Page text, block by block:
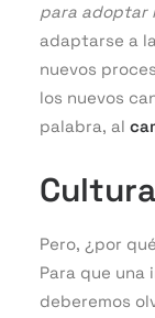
para adoptar
adaptarse a
nuevos
los nuevos
palabra, al
Cultura
Pero, ¿por
Para que
deberemos